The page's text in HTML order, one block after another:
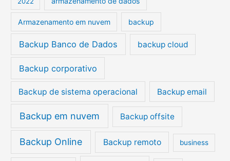
s
p
r
Armazenamento em nuvem backup
Backup Banco de Dados backup cloud
Backup corporativo
Backup de sistema operacional Backup email
Backup em nuvem Backup offsite
Backup Online Backup remoto business